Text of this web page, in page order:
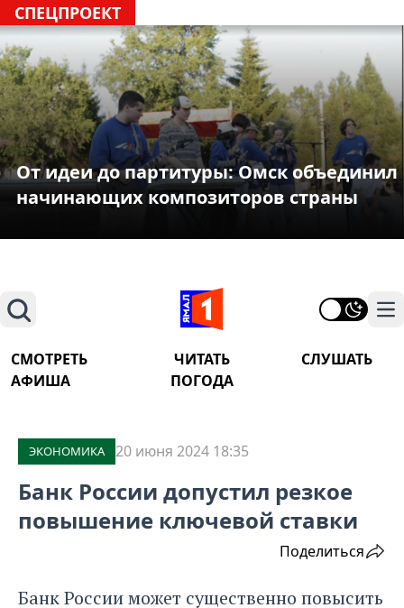
СПЕЦПРОЕКТ
От идеи до партитуры: Омск объединил
начинающих композиторов страны
Поиск
СМОТРЕТЬ ЧИТАТЬ
СЛУШАТЬ
АФИША
ПОГОДА
ЭКОНОМИКА 20 июня 2024 18:35
Банк России допустил резкое
повышение ключевой ставки
Поделиться
Банк России может существенно повысить